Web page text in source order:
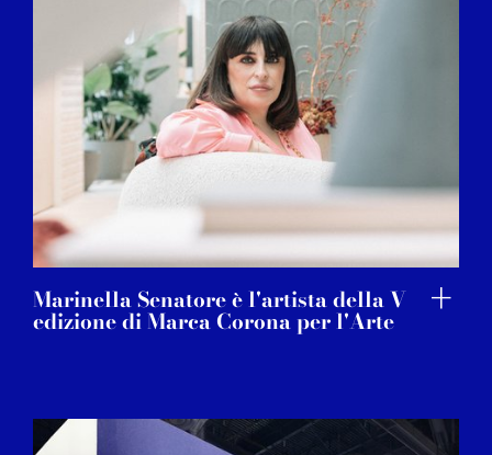
Marinella Senatore è l'artista della V
edizione di Marca Corona per l'Arte